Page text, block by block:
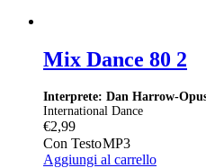
Mix Dance 80 2
Interprete: Dan Harrow-
International Dance
€2,99
Con TestoMP3
Aggiungi al carrello